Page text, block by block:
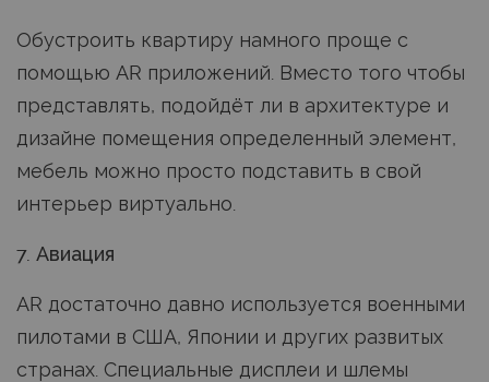
Обустроить квартиру намного проще с
помощью AR приложений. Вместо того чтобы
представлять, подойдёт ли в архитектуре и
дизайне помещения определенный элемент,
мебель можно просто подставить в свой
интерьер виртуально.
7. Авиация
AR достаточно давно используется военными
пилотами в США, Японии и других развитых
странах. Специальные дисплеи и шлемы